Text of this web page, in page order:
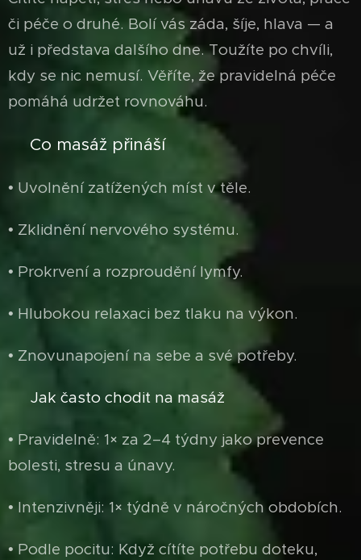
či péče o druhé. Bolí vás záda, šíje, hlava — a
už i představa dalšího dne. Toužíte po chvíli,
kdy se nic nemusí. Věříte, že pravidelná péče
pomáhá udržet rovnováhu.
Co masáž přináší
• Uvolnění zatížených míst v těle.
• Zklidnění nervového systému.
• Prokrvení a rozproudění lymfy.
• Hlubokou relaxaci bez tlaku na výkon.
• Znovunapojení na sebe a své potřeby.
🧘‍♀️ Jak často chodit na masáž
• Pravidelně: 1× za 2–4 týdny jako prevence
bolesti, stresu a únavy.
• Intenzivněji: 1× týdně v náročných obdobích.
• Podle pocitu: Když cítíte potřebu doteku,